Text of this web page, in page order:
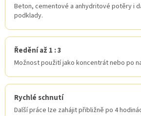
Beton, cementové a anhydritové potěry i
podklady.
Ředění až 1 : 3
Možnost použití jako koncentrát nebo po
Rychlé schnutí
Další práce lze zahájit přibližně po 4